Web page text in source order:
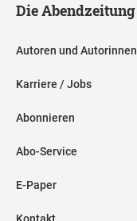
Die Abendzeitung
Autoren und Autorinnen
Karriere / Jobs
Abonnieren
Abo-Service
E-Paper